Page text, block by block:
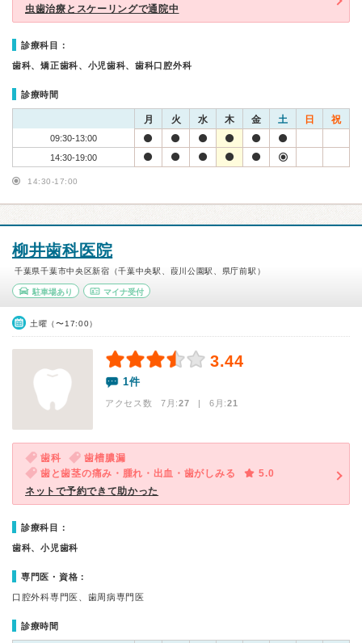
虫歯治療とスケーリングで通院中
診療科目：
歯科、矯正歯科、小児歯科、歯科口腔外科
診療時間
月 火 水 木 金 土 日 祝
09:30-13:00
14:30-19:00
14:30-17:00
柳井歯科医院
千葉県千葉市中央区新宿（千葉中央駅、葭川公園駅、県庁前駅）
駐車場あり マイナ受付
土曜（〜17:00）
3.44
1件
アクセス数 7月:27 | 6月:21
歯科
歯槽膿漏
歯と歯茎の痛み・腫れ・出血・歯がしみる
5.0
ネットで予約できて助かった
診療科目：
歯科、小児歯科
専門医・資格：
口腔外科専門医、歯周病専門医
診療時間